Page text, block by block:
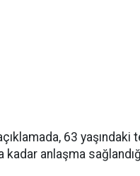
63 yaşındaki
kadar anlaşma